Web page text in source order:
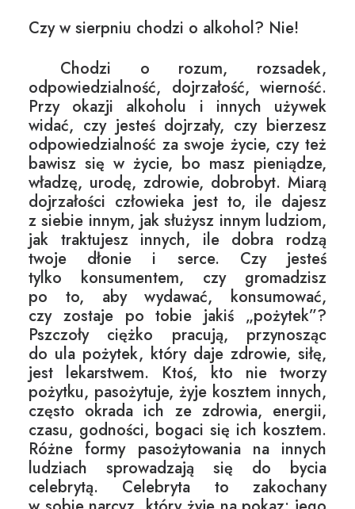
Czy w sierpniu chodzi o alkohol? Nie!
Chodzi o rozum, rozsadek,
odpowiedzialność, dojrzałość, wierność.
Przy okazji alkoholu i innych używek
widać, czy jesteś dojrzały, czy bierzesz
odpowiedzialność za swoje życie, czy też
bawisz się w życie, bo masz pieniądze,
władzę, urodę, zdrowie, dobrobyt. Miarą
dojrzałości człowieka jest to, ile dajesz
z siebie innym, jak służysz innym ludziom,
jak traktujesz innych, ile dobra rodzą
twoje dłonie i serce. Czy jesteś
tylko konsumentem, czy gromadzisz
po to, aby wydawać, konsumować,
czy zostaje po tobie jakiś „pożytek”?
Pszczoły ciężko pracują, przynosząc
do ula pożytek, który daje zdrowie, siłę,
jest lekarstwem. Ktoś, kto nie tworzy
pożytku, pasożytuje, żyje kosztem innych,
często okrada ich ze zdrowia, energii,
czasu, godności, bogaci się ich kosztem.
Różne formy pasożytowania na innych
ludziach sprowadzają się do bycia
celebrytą. Celebryta to zakochany